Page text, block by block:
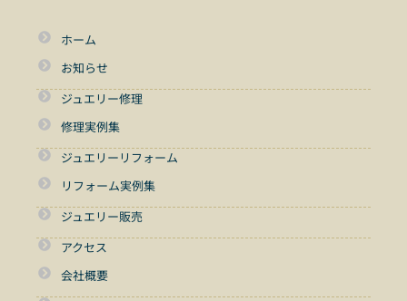
ホーム
お知らせ
ジュエリー修理
修理実例集
ジュエリーリフォーム
リフォーム実例集
ジュエリー販売
アクセス
会社概要